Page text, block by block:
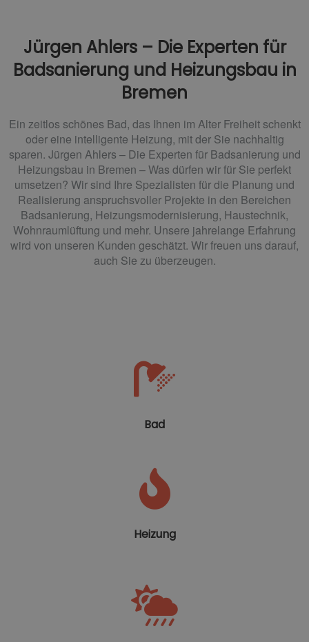
Jürgen Ahlers – Die Experten für
Badsanierung und Heizungsbau in
Bremen
Ein zeitlos schönes Bad, das Ihnen im Alter Freiheit schenkt
oder eine intelligente Heizung, mit der Sie nachhaltig
sparen. Jürgen Ahlers – Die Experten für Badsanierung und
Heizungsbau in Bremen – Was dürfen wir für Sie perfekt
umsetzen? Wir sind Ihre Spezialisten für die Planung und
Realisierung anspruchsvoller Projekte in den Bereichen
Badsanierung, Heizungsmodernisierung, Haustechnik,
Wohnraumlüftung und mehr. Unsere jahrelange Erfahrung
wird von unseren Kunden geschätzt. Wir freuen uns darauf,
auch Sie zu überzeugen.
Bad
Heizung